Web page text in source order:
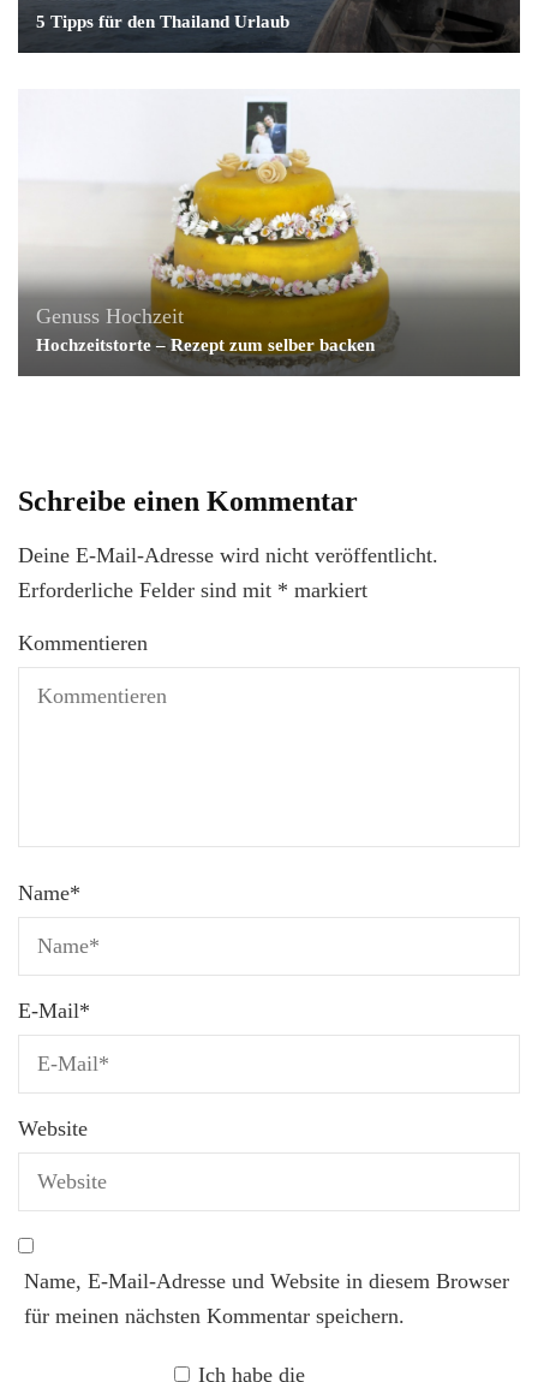
5 Tipps für den Thailand Urlaub
Genuss Hochzeit
Hochzeitstorte – Rezept zum selber backen
Schreibe einen Kommentar
Deine E-Mail-Adresse wird nicht veröffentlicht.
Erforderliche Felder sind mit * markiert
Kommentieren
Name*
E-Mail*
Website
Name, E-Mail-Adresse und Website in diesem Browser
für meinen nächsten Kommentar speichern.
Ich habe die